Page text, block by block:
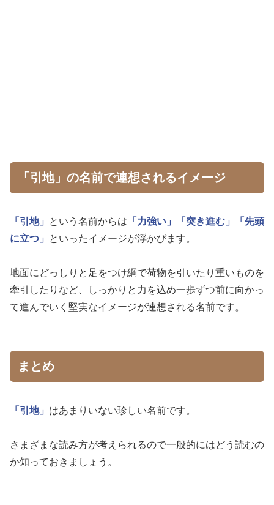
「引地」の名前で連想されるイメージ
「引地」 という名前からは 「力強い」 「突き進む」
「先頭
に立つ」
といったイメージが浮かびます。
地面にどっしりと足をつけ綱で荷物を引いたり重いものを
牽引したりなど、しっかりと力を込め一歩ずつ前に向かっ
て進んでいく堅実なイメージが連想される名前です。
まとめ
「引地」 はあまりいない珍しい名前です。
さまざまな読み方が考えられるので一般的にはどう読むの
か知っておきましょう。